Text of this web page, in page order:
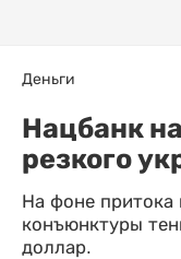
Деньги
Нацбанк
резкого
На фоне притока
конъюнктуры
доллар.